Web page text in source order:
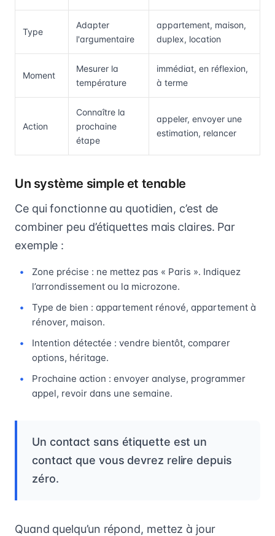
Type
Adapter
l'argumentaire
appartement, maison,
duplex, location
Moment
Mesurer la
température
immédiat, en réflexion,
à terme
Action
Connaître la
prochaine
étape
appeler, envoyer une
estimation, relancer
Un système simple et tenable
Ce qui fonctionne au quotidien, c’est de
combiner peu d’étiquettes mais claires. Par
exemple :
Zone précise : ne mettez pas « Paris ». Indiquez
l’arrondissement ou la microzone.
Type de bien : appartement rénové, appartement à
rénover, maison.
Intention détectée : vendre bientôt, comparer
options, héritage.
Prochaine action : envoyer analyse, programmer
appel, revoir dans une semaine.
Un contact sans étiquette est un
contact que vous devrez relire depuis
zéro.
Quand quelqu’un répond, mettez à jour